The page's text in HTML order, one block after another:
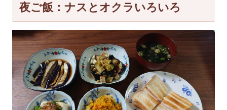
夜ご飯：ナスとオクラいろいろ